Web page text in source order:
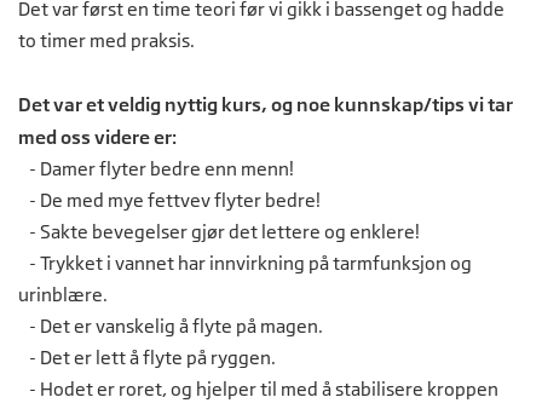
Det var først en time teori før vi gikk i bassenget og hadde
to timer med praksis.
Det var et veldig nyttig kurs, og noe kunnskap/tips vi tar
med oss videre er:
- Damer flyter bedre enn menn!
- De med mye fettvev flyter bedre!
- Sakte bevegelser gjør det lettere og enklere!
- Trykket i vannet har innvirkning på tarmfunksjon og
urinblære.
- Det er vanskelig å flyte på magen.
- Det er lett å flyte på ryggen.
- Hodet er roret, og hjelper til med å stabilisere kroppen